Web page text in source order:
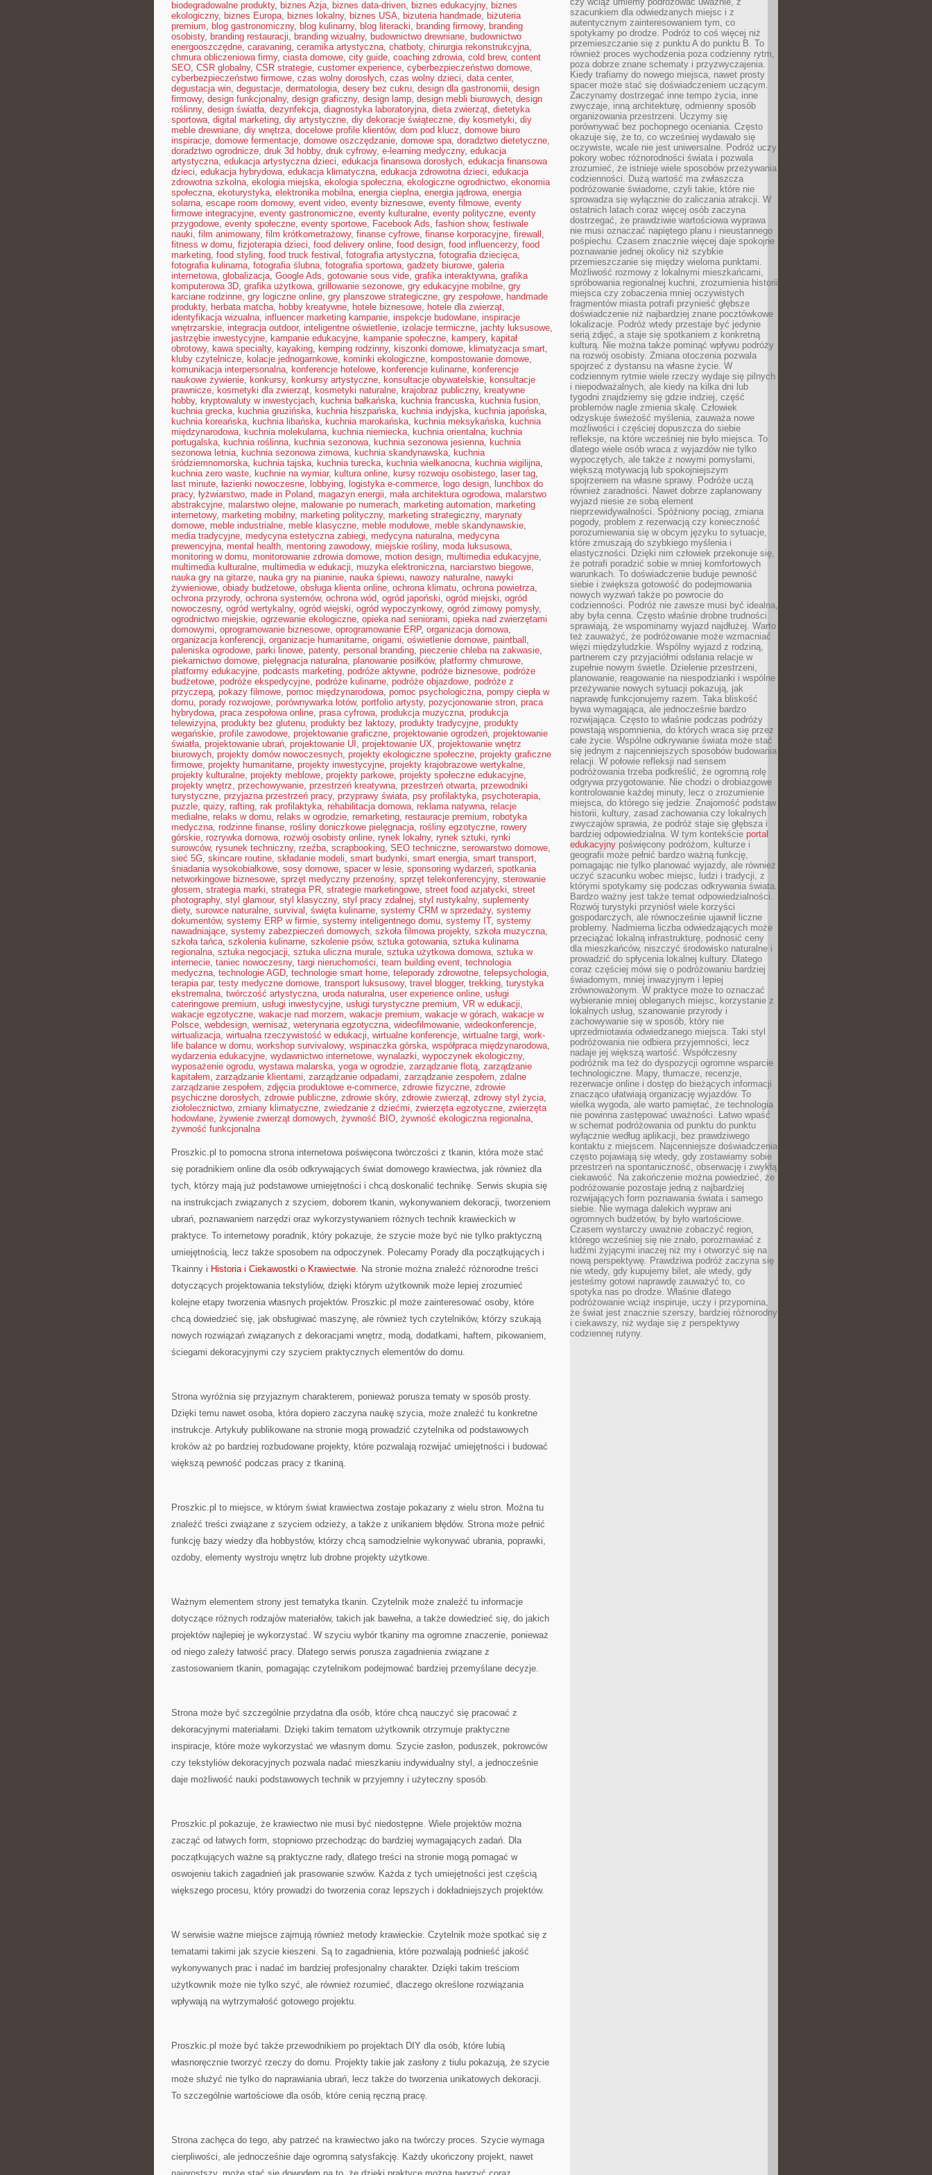
biodegradowalne produkty, biznes Azja, biznes data-driven, biznes edukacyjny, biznes
ekologiczny, biznes Europa, biznes lokalny, biznes USA, bizuteria handmade, biżuteria
premium, blog gastronomiczny, blog kulinarny, blog literacki, branding firmowy, branding
osobisty, branding restauracji, branding wizualny, budownictwo drewniane, budownictwo
energooszczędne, caravaning, ceramika artystyczna, chatboty, chirurgia rekonstrukcyjna,
chmura obliczeniowa firmy, ciasta domowe, city guide, coaching zdrowia, cold brew, content
SEO, CSR globalny, CSR strategie, customer experience, cyberbezpieczeństwo domowe,
cyberbezpieczeństwo firmowe, czas wolny dorosłych, czas wolny dzieci, data center,
degustacja win, degustacje, dermatologia, desery bez cukru, design dla gastronomii, design
firmowy, design funkcjonalny, design graficzny, design lamp, design mebli biurowych, design
roślinny, design światła, dezynfekcja, diagnostyka laboratoryjna, dieta zwierząt, dietetyka
sportowa, digital marketing, diy artystyczne, diy dekoracje świąteczne, diy kosmetyki, diy
meble drewniane, diy wnętrza, docelowe profile klientów, dom pod klucz, domowe biuro
inspiracje, domowe fermentacje, domowe oszczędzanie, domowe spa, doradztwo dietetyczne,
doradztwo ogrodnicze, druk 3d hobby, druk cyfrowy, e-learning medyczny, edukacja
artystyczna, edukacja artystyczna dzieci, edukacja finansowa dorosłych, edukacja finansowa
dzieci, edukacja hybrydowa, edukacja klimatyczna, edukacja zdrowotna dzieci, edukacja
zdrowotna szkolna, ekologia miejska, ekologia społeczna, ekologiczne ogrodnictwo, ekonomia
społeczna, ekoturystyka, elektronika mobilna, energia cieplna, energia jądrowa, energia
solarna, escape room domowy, event video, eventy biznesowe, eventy filmowe, eventy
firmowe integracyjne, eventy gastronomiczne, eventy kulturalne, eventy polityczne, eventy
przygodowe, eventy społeczne, eventy sportowe, Facebook Ads, fashion show, festiwale
nauki, film animowany, film krótkometrażowy, finanse cyfrowe, finanse korporacyjne, firewall ,
fitness w domu, fizjoterapia dzieci, food delivery online, food design, food influencerzy, food
marketing, food styling, food truck festival , fotografia artystyczna, fotografia dziecięca,
fotografia kulinarna, fotografia ślubna, fotografia sportowa, gadżety biurowe, galeria
internetowa, globalizacja, Google Ads, gotowanie sous vide, grafika interaktywna, grafika
komputerowa 3D, grafika użytkowa, grillowanie sezonowe, gry edukacyjne mobilne, gry
karciane rodzinne, gry logiczne online, gry planszowe strategiczne, gry zespołowe, handmade
produkty, herbata matcha, hobby kreatywne, hotele biznesowe, hotele dla zwierząt,
identyfikacja wizualna, influencer marketing kampanie, inspekcje budowlane, inspiracje
wnętrzarskie, integracja outdoor, inteligentne oświetlenie, izolacje termiczne, jachty luksusowe,
jastrzębie inwestycyjne, kampanie edukacyjne, kampanie społeczne, kampery, kapitał
obrotowy, kawa specialty, kayaking, kemping rodzinny, kiszonki domowe, klimatyzacja smart,
kluby czytelnicze, kolacje jednogarnkowe, kominki ekologiczne, kompostowanie domowe,
komunikacja interpersonalna, konferencje hotelowe, konferencje kulinarne, konferencje
naukowe żywienie, konkursy, konkursy artystyczne, konsultacje obywatelskie, konsultacje
prawnicze, kosmetyki dla zwierząt, kosmetyki naturalne, krajobraz publiczny, kreatywne
hobby, kryptowaluty w inwestycjach, kuchnia bałkańska, kuchnia francuska, kuchnia fusion,
kuchnia grecka, kuchnia gruzińska, kuchnia hiszpańska, kuchnia indyjska, kuchnia japońska,
kuchnia koreańska, kuchnia libańska, kuchnia marokańska, kuchnia meksykańska, kuchnia
międzynarodowa, kuchnia molekularna, kuchnia niemiecka, kuchnia orientalna, kuchnia
portugalska, kuchnia roślinna, kuchnia sezonowa, kuchnia sezonowa jesienna, kuchnia
sezonowa letnia, kuchnia sezonowa zimowa, kuchnia skandynawska, kuchnia
śródziemnomorska, kuchnia tajska, kuchnia turecka, kuchnia wielkanocna, kuchnia wigilijna,
kuchnia zero waste, kuchnie na wymiar, kultura online, kursy rozwoju osobistego, laser tag,
last minute, łazienki nowoczesne, lobbying, logistyka e-commerce, logo design, lunchbox do
pracy, łyżwiarstwo, made in Poland, magazyn energii, mała architektura ogrodowa, malarstwo
abstrakcyjne, malarstwo olejne, malowanie po numerach, marketing automation, marketing
internetowy, marketing mobilny, marketing polityczny, marketing strategiczny, marynaty
domowe, meble industrialne, meble klasyczne, meble modułowe, meble skandynawskie,
media tradycyjne, medycyna estetyczna zabiegi, medycyna naturalna, medycyna
prewencyjna, mental health, mentoring zawodowy, miejskie rośliny, moda luksusowa,
monitoring w domu, monitorowanie zdrowia domowe, motion design, multimedia edukacyjne,
multimedia kulturalne, multimedia w edukacji, muzyka elektroniczna, narciarstwo biegowe,
nauka gry na gitarze, nauka gry na pianinie, nauka śpiewu, nawozy naturalne, nawyki
żywieniowe, obiady budżetowe, obsługa klienta online, ochrona klimatu, ochrona powietrza,
ochrona przyrody, ochrona systemów, ochrona wód, ogród japoński, ogród miejski, ogród
nowoczesny, ogród wertykalny, ogród wiejski, ogród wypoczynkowy, ogród zimowy pomysły,
ogrodnictwo miejskie, ogrzewanie ekologiczne, opieka nad seniorami, opieka nad zwierzętami
domowymi, oprogramowanie biznesowe, oprogramowanie ERP, organizacja domowa,
organizacja konferencji, organizacje humanitarne, origami, oświetlenie domowe, paintball ,
paleniska ogrodowe, parki linowe, patenty, personal branding, pieczenie chleba na zakwasie,
piekarnictwo domowe, pielęgnacja naturalna, planowanie posiłków, platformy chmurowe,
platformy edukacyjne, podcasts marketing, podróże aktywne, podróże biznesowe, podróże
budżetowe, podróże ekspedycyjne, podróże kulinarne, podróże objazdowe, podróże z
przyczepą, pokazy filmowe, pomoc międzynarodowa, pomoc psychologiczna, pompy ciepła w
domu, porady rozwojowe, porównywarka lotów, portfolio artysty, pozycjonowanie stron, praca
hybrydowa, praca zespołowa online, prasa cyfrowa, produkcja muzyczna, produkcja
telewizyjna, produkty bez glutenu, produkty bez laktozy, produkty tradycyjne, produkty
wegańskie, profile zawodowe, projektowanie graficzne, projektowanie ogrodzeń, projektowanie
światła, projektowanie ubrań, projektowanie UI , projektowanie UX, projektowanie wnętrz
biurowych, projekty domów nowoczesnych, projekty ekologiczne społeczne, projekty graficzne
firmowe, projekty humanitarne, projekty inwestycyjne, projekty krajobrazowe wertykalne,
projekty kulturalne, projekty meblowe, projekty parkowe, projekty społeczne edukacyjne,
projekty wnętrz, przechowywanie, przestrzeń kreatywna, przestrzeń otwarta, przewodniki
turystyczne, przyjazna przestrzeń pracy, przyprawy świata, psy profilaktyka, psychoterapia,
puzzle, quizy, rafting, rak profilaktyka, rehabilitacja domowa, reklama natywna, relacje
medialne, relaks w domu, relaks w ogrodzie, remarketing, restauracje premium, robotyka
medyczna, rodzinne finanse, rośliny doniczkowe pielęgnacja, rośliny egzotyczne, rowery
górskie, rozrywka domowa, rozwój osobisty online, rynek lokalny, rynek sztuki, rynki
surowców, rysunek techniczny, rzeźba, scrapbooking, SEO techniczne, serowarstwo domowe,
sieć 5G, skincare routine, składanie modeli, smart budynki, smart energia, smart transport,
śniadania wysokobiałkowe, sosy domowe, spacer w lesie, sponsoring wydarzeń, spotkania
networkingowe biznesowe, sprzęt medyczny przenośny, sprzęt telekonferencyjny, sterowanie
głosem, strategia marki, strategia PR, strategie marketingowe, street food azjatycki, street
photography, styl glamour, styl klasyczny, styl pracy zdalnej, styl rustykalny, suplementy
diety, surowce naturalne, survival , święta kulinarne, systemy CRM w sprzedaży, systemy
dokumentów, systemy ERP w firmie, systemy inteligentnego domu, systemy IT, systemy
nawadniające, systemy zabezpieczeń domowych, szkoła filmowa projekty, szkoła muzyczna,
szkoła tańca, szkolenia kulinarne, szkolenie psów, sztuka gotowania, sztuka kulinarna
regionalna, sztuka negocjacji, sztuka uliczna murale, sztuka użytkowa domowa, sztuka w
internecie, taniec nowoczesny, targi nieruchomości, team building event, technologia
medyczna, technologie AGD, technologie smart home, teleporady zdrowotne, telepsychologia,
terapia par, testy medyczne domowe, transport luksusowy, travel blogger, trekking, turystyka
ekstremalna, twórczość artystyczna, uroda naturalna, user experience online, usługi
cateringowe premium, usługi inwestycyjne, usługi turystyczne premium, VR w edukacji,
wakacje egzotyczne, wakacje nad morzem, wakacje premium, wakacje w górach, wakacje w
Polsce, webdesign, wernisaż, weterynaria egzotyczna, wideofilmowanie, wideokonferencje,
wirtualizacja, wirtualna rzeczywistość w edukacji, wirtualne konferencje, wirtualne targi, work-
life balance w domu, workshop survivalowy, wspinaczka górska, współpraca międzynarodowa,
wydarzenia edukacyjne, wydawnictwo internetowe, wynalazki, wypoczynek ekologiczny,
wyposażenie ogrodu, wystawa malarska, yoga w ogrodzie, zarządzanie flotą, zarządzanie
kapitałem, zarządzanie klientami, zarządzanie odpadami, zarządzanie zespołem, zdalne
zarządzanie zespołem, zdjęcia produktowe e-commerce, zdrowie fizyczne, zdrowie
psychiczne dorosłych, zdrowie publiczne, zdrowie skóry, zdrowie zwierząt, zdrowy styl życia,
ziołolecznictwo, zmiany klimatyczne, zwiedzanie z dziećmi, zwierzęta egzotyczne, zwierzęta
hodowlane, żywienie zwierząt domowych, żywność BIO, żywność ekologiczna regionalna,
żywność funkcjonalna
Proszkic.pl to pomocna strona internetowa poświęcona twórczości z tkanin, która może stać
się poradnikiem online dla osób odkrywających świat domowego krawiectwa, jak również dla
tych, którzy mają już podstawowe umiejętności i chcą doskonalić technikę. Serwis skupia się
na instrukcjach związanych z szyciem, doborem tkanin, wykonywaniem dekoracji, tworzeniem
ubrań, poznawaniem narzędzi oraz wykorzystywaniem różnych technik krawieckich w
praktyce. To internetowy poradnik, który pokazuje, że szycie może być nie tylko praktyczną
umiejętnością, lecz także sposobem na odpoczynek. Polecamy Porady dla początkujących i
Tkainny i Historia i Ciekawostki o Krawiectwie. Na stronie można znaleźć różnorodne treści
dotyczących projektowania tekstyliów, dzięki którym użytkownik może lepiej zrozumieć
kolejne etapy tworzenia własnych projektów. Proszkic.pl może zainteresować osoby, które
chcą dowiedzieć się, jak obsługiwać maszynę, ale również tych czytelników, którzy szukają
nowych rozwiązań związanych z dekoracjami wnętrz, modą, dodatkami, haftem, pikowaniem,
ściegami dekoracyjnymi czy szyciem praktycznych elementów do domu.
Strona wyróżnia się przyjaznym charakterem, ponieważ porusza tematy w sposób prosty.
Dzięki temu nawet osoba, która dopiero zaczyna naukę szycia, może znaleźć tu konkretne
instrukcje. Artykuły publikowane na stronie mogą prowadzić czytelnika od podstawowych
kroków aż po bardziej rozbudowane projekty, które pozwalają rozwijać umiejętności i budować
większą pewność podczas pracy z tkaniną.
Proszkic.pl to miejsce, w którym świat krawiectwa zostaje pokazany z wielu stron. Można tu
znaleźć treści związane z szyciem odzieży, a także z unikaniem błędów. Strona może pełnić
funkcję bazy wiedzy dla hobbystów, którzy chcą samodzielnie wykonywać ubrania, poprawki,
ozdoby, elementy wystroju wnętrz lub drobne projekty użytkowe.
Ważnym elementem strony jest tematyka tkanin. Czytelnik może znaleźć tu informacje
dotyczące różnych rodzajów materiałów, takich jak bawełna, a także dowiedzieć się, do jakich
projektów najlepiej je wykorzystać. W szyciu wybór tkaniny ma ogromne znaczenie, ponieważ
od niego zależy łatwość pracy. Dlatego serwis porusza zagadnienia związane z
zastosowaniem tkanin, pomagając czytelnikom podejmować bardziej przemyślane decyzje.
Strona może być szczególnie przydatna dla osób, które chcą nauczyć się pracować z
dekoracyjnymi materiałami. Dzięki takim tematom użytkownik otrzymuje praktyczne
inspiracje, które może wykorzystać we własnym domu. Szycie zasłon, poduszek, pokrowców
czy tekstyliów dekoracyjnych pozwala nadać mieszkaniu indywidualny styl, a jednocześnie
daje możliwość nauki podstawowych technik w przyjemny i użyteczny sposób.
Proszkic.pl pokazuje, że krawiectwo nie musi być niedostępne. Wiele projektów można
zacząć od łatwych form, stopniowo przechodząc do bardziej wymagających zadań. Dla
początkujących ważne są praktyczne rady, dlatego treści na stronie mogą pomagać w
oswojeniu takich zagadnień jak prasowanie szwów. Każda z tych umiejętności jest częścią
większego procesu, który prowadzi do tworzenia coraz lepszych i dokładniejszych projektów.
W serwisie ważne miejsce zajmują również metody krawieckie. Czytelnik może spotkać się z
tematami takimi jak szycie kieszeni. Są to zagadnienia, które pozwalają podnieść jakość
wykonywanych prac i nadać im bardziej profesjonalny charakter. Dzięki takim treściom
użytkownik może nie tylko szyć, ale również rozumieć, dlaczego określone rozwiązania
wpływają na wytrzymałość gotowego projektu.
Proszkic.pl może być także przewodnikiem po projektach DIY dla osób, które lubią
własnoręcznie tworzyć rzeczy do domu. Projekty takie jak zasłony z tiulu pokazują, że szycie
może służyć nie tylko do naprawiania ubrań, lecz także do tworzenia unikatowych dekoracji.
To szczególnie wartościowe dla osób, które cenią ręczną pracę.
Strona zachęca do tego, aby patrzeć na krawiectwo jako na twórczy proces. Szycie wymaga
cierpliwości, ale jednocześnie daje ogromną satysfakcję. Każdy ukończony projekt, nawet
szacunkiem dla odwiedzanych miejsc i z
autentycznym zainteresowaniem tym, co
spotykamy po drodze. Podróż to coś więcej niż
przemieszczanie się z punktu A do punktu B. To
również proces wychodzenia poza codzienny rytm,
poza dobrze znane schematy i przyzwyczajenia.
Kiedy trafiamy do nowego miejsca, nawet prosty
spacer może stać się doświadczeniem uczącym.
Zaczynamy dostrzegać inne tempo życia, inne
zwyczaje, inną architekturę, odmienny sposób
organizowania przestrzeni. Uczymy się
porównywać bez pochopnego oceniania. Często
okazuje się, że to, co wcześniej wydawało się
oczywiste, wcale nie jest uniwersalne. Podróż uczy
pokory wobec różnorodności świata i pozwala
zrozumieć, że istnieje wiele sposobów przeżywania
codzienności. Dużą wartość ma zwłaszcza
podróżowanie świadome, czyli takie, które nie
sprowadza się wyłącznie do zaliczania atrakcji. W
ostatnich latach coraz więcej osób zaczyna
dostrzegać, że prawdziwie wartościowa wyprawa
nie musi oznaczać napiętego planu i nieustannego
pośpiechu. Czasem znacznie więcej daje spokojne
poznawanie jednej okolicy niż szybkie
przemieszczanie się między wieloma punktami.
Możliwość rozmowy z lokalnymi mieszkańcami,
spróbowania regionalnej kuchni, zrozumienia historii
miejsca czy zobaczenia mniej oczywistych
fragmentów miasta potrafi przynieść głębsze
doświadczenie niż najbardziej znane pocztówkowe
lokalizacje. Podróż wtedy przestaje być jedynie
serią zdjęć, a staje się spotkaniem z konkretną
kulturą. Nie można także pominąć wpływu podróży
na rozwój osobisty. Zmiana otoczenia pozwala
spojrzeć z dystansu na własne życie. W
codziennym rytmie wiele rzeczy wydaje się pilnych
i niepodważalnych, ale kiedy na kilka dni lub
tygodni znajdziemy się gdzie indziej, część
problemów nagle zmienia skalę. Człowiek
odzyskuje świeżość myślenia, zauważa nowe
możliwości i częściej dopuszcza do siebie
refleksje, na które wcześniej nie było miejsca. To
dlatego wiele osób wraca z wyjazdów nie tylko
wypoczętych, ale także z nowymi pomysłami,
większą motywacją lub spokojniejszym
spojrzeniem na własne sprawy. Podróże uczą
również zaradności. Nawet dobrze zaplanowany
wyjazd niesie ze sobą element
nieprzewidywalności. Spóźniony pociąg, zmiana
pogody, problem z rezerwacją czy konieczność
porozumiewania się w obcym języku to sytuacje,
które zmuszają do szybkiego myślenia i
elastyczności. Dzięki nim człowiek przekonuje się,
że potrafi poradzić sobie w mniej komfortowych
warunkach. To doświadczenie buduje pewność
siebie i zwiększa gotowość do podejmowania
nowych wyzwań także po powrocie do
codzienności. Podróż nie zawsze musi być idealna,
aby była cenna. Często właśnie drobne trudności
sprawiają, że wspominamy wyjazd najdłużej. Warto
też zauważyć, że podróżowanie może wzmacniać
więzi międzyludzkie. Wspólny wyjazd z rodziną,
partnerem czy przyjaciółmi odsłania relacje w
zupełnie nowym świetle. Dzielenie przestrzeni,
planowanie, reagowanie na niespodzianki i wspólne
przeżywanie nowych sytuacji pokazują, jak
naprawdę funkcjonujemy razem. Taka bliskość
bywa wymagająca, ale jednocześnie bardzo
rozwijająca. Często to właśnie podczas podróży
powstają wspomnienia, do których wraca się przez
całe życie. Wspólne odkrywanie świata może stać
się jednym z najcenniejszych sposobów budowania
relacji. W połowie refleksji nad sensem
podróżowania trzeba podkreślić, że ogromną rolę
odgrywa przygotowanie. Nie chodzi o drobiazgowe
kontrolowanie każdej minuty, lecz o zrozumienie
miejsca, do którego się jedzie. Znajomość podstaw
historii, kultury, zasad zachowania czy lokalnych
zwyczajów sprawia, że podróż staje się głębsza i
bardziej odpowiedzialna. W tym kontekście portal
edukacyjny poświęcony podróżom, kulturze i
geografii może pełnić bardzo ważną funkcję,
pomagając nie tylko planować wyjazdy, ale również
uczyć szacunku wobec miejsc, ludzi i tradycji, z
którymi spotykamy się podczas odkrywania świata.
Bardzo ważny jest także temat odpowiedzialności.
Rozwój turystyki przyniósł wiele korzyści
gospodarczych, ale równocześnie ujawnił liczne
problemy. Nadmierna liczba odwiedzających może
przeciążać lokalną infrastrukturę, podnosić ceny
dla mieszkańców, niszczyć środowisko naturalne i
prowadzić do spłycenia lokalnej kultury. Dlatego
coraz częściej mówi się o podróżowaniu bardziej
świadomym, mniej inwazyjnym i lepiej
zrównoważonym. W praktyce może to oznaczać
wybieranie mniej obleganych miejsc, korzystanie z
lokalnych usług, szanowanie przyrody i
zachowywanie się w sposób, który nie
uprzedmiotawia odwiedzanego miejsca. Taki styl
podróżowania nie odbiera przyjemności, lecz
nadaje jej większą wartość. Współczesny
podróżnik ma też do dyspozycji ogromne wsparcie
technologiczne. Mapy, tłumacze, recenzje,
rezerwacje online i dostęp do bieżących informacji
znacząco ułatwiają organizację wyjazdów. To
wielka wygoda, ale warto pamiętać, że technologia
nie powinna zastępować uważności. Łatwo wpaść
w schemat podróżowania od punktu do punktu
wyłącznie według aplikacji, bez prawdziwego
kontaktu z miejscem. Najcenniejsze doświadczenia
często pojawiają się wtedy, gdy zostawiamy sobie
przestrzeń na spontaniczność, obserwację i zwykłą
ciekawość. Na zakończenie można powiedzieć, że
podróżowanie pozostaje jedną z najbardziej
rozwijających form poznawania świata i samego
siebie. Nie wymaga dalekich wypraw ani
ogromnych budżetów, by było wartościowe.
Czasem wystarczy uważnie zobaczyć region,
którego wcześniej się nie znało, porozmawiać z
ludźmi żyjącymi inaczej niż my i otworzyć się na
nową perspektywę. Prawdziwa podróż zaczyna się
nie wtedy, gdy kupujemy bilet, ale wtedy, gdy
jesteśmy gotowi naprawdę zauważyć to, co
spotyka nas po drodze. Właśnie dlatego
podróżowanie wciąż inspiruje, uczy i przypomina,
że świat jest znacznie szerszy, bardziej różnorodny
i ciekawszy, niż wydaje się z perspektywy
codziennej rutyny.